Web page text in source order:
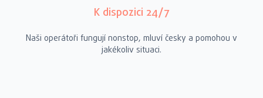
K dispozici 24/7
Naši operátoři fungují nonstop, mluví česky a pomohou v
jakékoliv situaci.